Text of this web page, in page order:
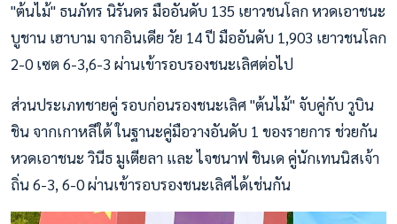
"ต้นไม้" ธนภัทร นิรันดร มืออันดับ 135 เยาวชนโลก หวดเอาชนะ
บูชาน เฮาบาม จากอินเดีย วัย 14 ปี มืออันดับ 1,903 เยาวชนโลก
2-0 เซต 6-3,6-3 ผ่านเข้ารอบรองชนะเลิศต่อไป
ส่วนประเภทชายคู่ รอบก่อนรองชนะเลิศ "ต้นไม้" จับคู่กับ วูบิน
ชิน จากเกาหลีใต้ ในฐานะคู่มือวางอันดับ 1 ของรายการ ช่วยกัน
หวดเอาชนะ วินีธ มูเตียลา และ ไจชนาฟ ชินเด คู่นักเทนนิสเจ้า
ถิ่น 6-3, 6-0 ผ่านเข้ารอบรองชนะเลิศได้เช่นกัน